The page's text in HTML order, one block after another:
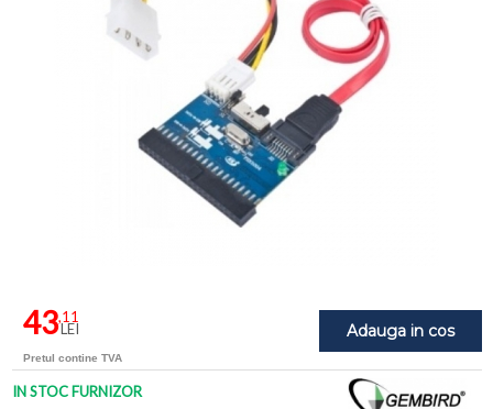
Adauga in cos
43,11
LEI
Pretul contine TVA
IN STOC FURNIZOR